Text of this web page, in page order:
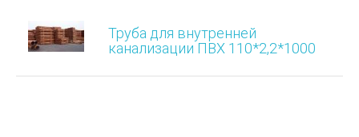
Труба для внутренней
канализации ПВХ 110*2,2*1000